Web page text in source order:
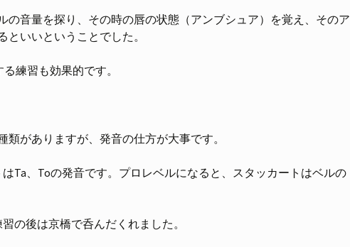
の音量を探り、その時の唇の状態（アンブシュア）を覚え、そのア
いいということでした。
練習も効果的です。
がありますが、発音の仕方が大事です。
Ta、Toの発音です。プロレベルになると、スタッカートはベルの
の後は京橋で呑んだくれました。